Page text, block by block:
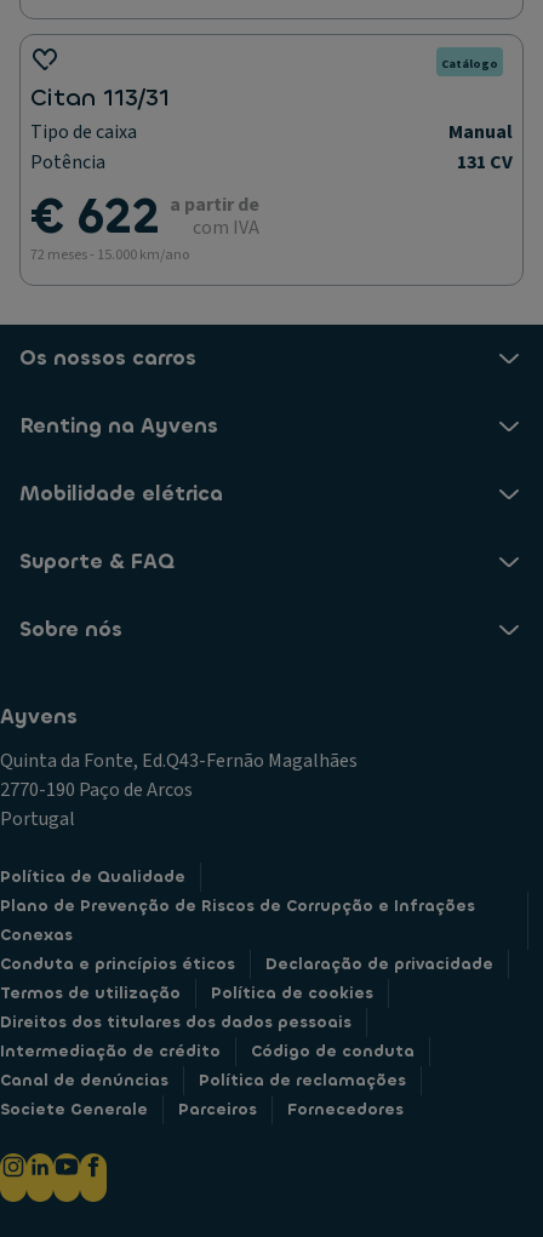
Catálogo
Citan 113/31
Tipo de caixa
Manual
Potência
131 CV
€ 622 a partir de
com IVA
72 meses - 15.000 km/ano
Os nossos carros
Renting na Ayvens
Mobilidade elétrica
Suporte & FAQ
Sobre nós
Ayvens
Quinta da Fonte, Ed.Q43-Fernão Magalhães
2770-190 Paço de Arcos
Portugal
Política de Qualidade
Plano de Prevenção de Riscos de Corrupção e Infrações
Conexas
Conduta e princípios éticos
Declaração de privacidade
Termos de utilização
Política de cookies
Direitos dos titulares dos dados pessoais
Intermediação de crédito
Código de conduta
Canal de denúncias
Política de reclamações
Societe Generale
Parceiros Fornecedores